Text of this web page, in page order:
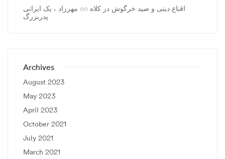
مهرزاد ، يک ايرانی on اقناع دینی و صید خرگوش در کلاه
پدربزرگ
Archives
August 2023
May 2023
April 2023
October 2021
July 2021
March 2021